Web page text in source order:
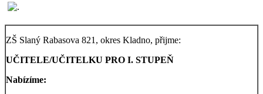
ZŠ Slaný Rabasova 821, okres Kladno, přijme:
UČITELE/UČITELKU PRO I. STUPEŇ
Nabízíme: